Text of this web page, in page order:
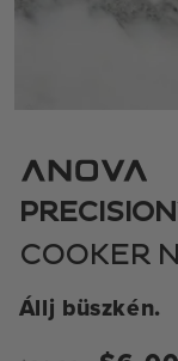
modális
PRECISION
COOKER
Állj büszkén.